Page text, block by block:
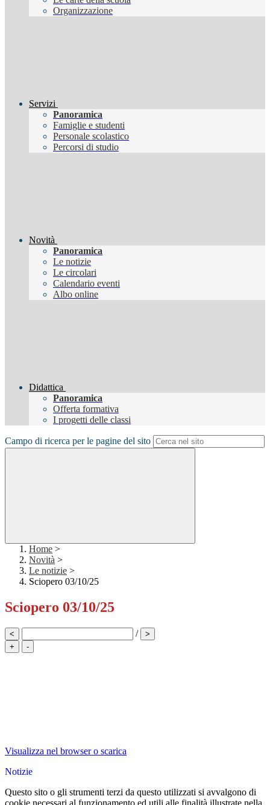
Organizzazione
Servizi
Panoramica
Famiglie e studenti
Personale scolastico
Percorsi di studio
Novità
Panoramica
Le notizie
Le circolari
Calendario eventi
Albo online
Didattica
Panoramica
Offerta formativa
I progetti delle classi
Campo di ricerca per le pagine del sito
Home >
Novità >
Le notizie >
Sciopero 03/10/25
Sciopero 03/10/25
< /
>
+
-
Visualizza nel browser o scarica
Notizie
Questo sito o gli strumenti terzi da questo utilizzati si avvalgono di